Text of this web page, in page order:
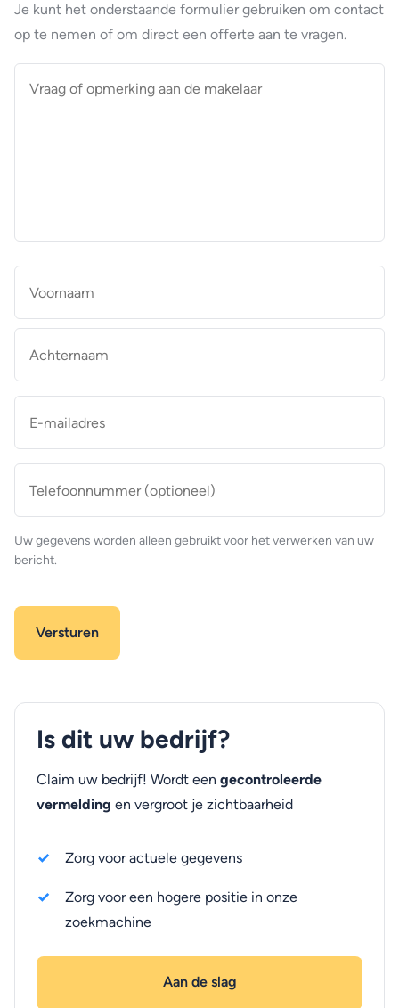
Je kunt het onderstaande formulier gebruiken om contact
op te nemen of om direct een offerte aan te vragen.
mailadres *
(optioneel)
Uw gegevens worden alleen gebruikt voor het verwerken van uw
bericht.
Is dit uw bedrijf?
Claim uw bedrijf! Wordt een gecontroleerde
vermelding en vergroot je zichtbaarheid
Zorg voor actuele gegevens
Zorg voor een hogere positie in onze
zoekmachine
Aan de slag